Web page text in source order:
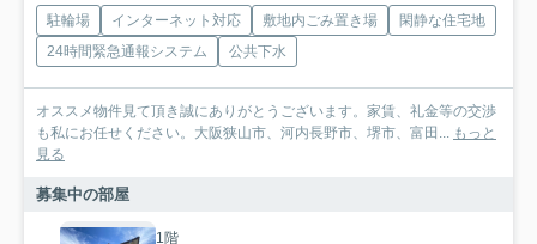
駐輪場 インターネット対応 敷地内ごみ置き場
閑静な住宅地
24時間緊急通報システム
公共下水
オススメ物件見て頂き誠にありがとうございます。家賃、礼金等の交渉
も私にお任せください。大阪狭山市、河内長野市、堺市、富田...
もっと
見る
募集中の部屋
1階